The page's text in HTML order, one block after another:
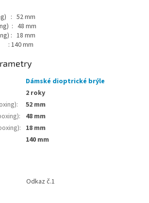
: 52 mm
: 48 mm
: 18 mm
140 mm
Dámské dioptrické brýle
2 roky
:
52 mm
:
48 mm
: 18 mm
140 mm
Odkaz č.1